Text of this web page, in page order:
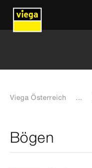
Viega Österreich ...
Bögen